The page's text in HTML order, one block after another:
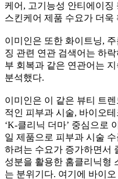
케어, 고기능성 안티에이징
스킨케어 제품 수요가 더욱
이미인은 또한 화이트닝,
징 관련 연관 검색어는 하
부 회복과 같은 연관어는
분석했다.
이미인은 이 같은 뷰티 트
적인 피부과 시술, 바이오
‘K-클리닉 더마’ 중심으로
일 제품으로 피부과 시술
하려는 수요가 증가하면서
성분을 활용한 홈클리닉형
는 분위기다. 여기에 바이